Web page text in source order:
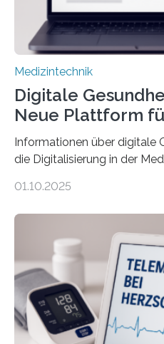
Medizintechnik
Digitale
Neue Plattform
Informationen über digitale
die Digitalisierung in der
seriösen und
Forscherinnen der
(TUD) richtet sich das
und Patienten, aber ebenso
Fachpersonal. Für all diese
speziell zugeschnittene
digitale
01.10.2025